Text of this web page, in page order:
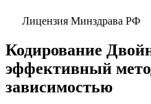
Лицензия Минздрава РФ
Кодирование
эффективный
зависимостью